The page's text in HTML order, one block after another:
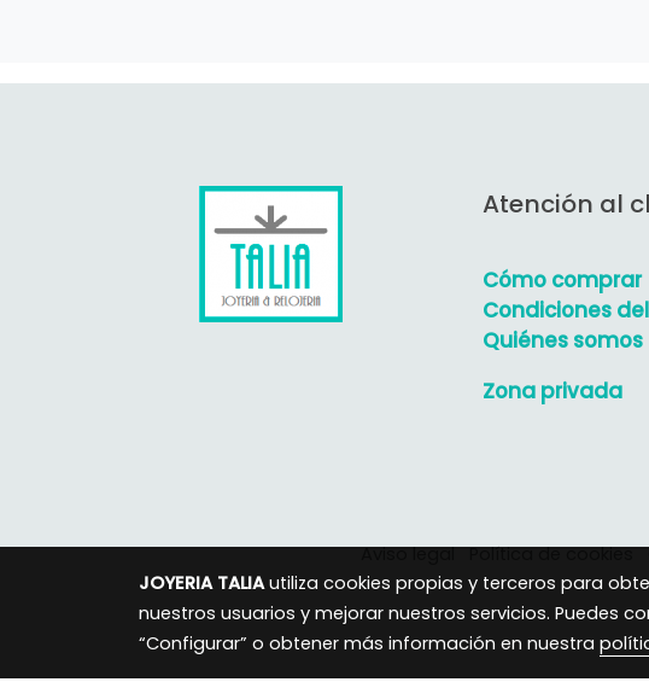
Atención al
Cómo comprar
Condiciones
Quiénes somos
Zona privada
Aviso legal Política de cookies
JOYERIA TALIAutiliza cookies propias y terceros para
nuestros usuarios y mejorar nuestros servicios. Puedes
“Configurar” o obtener más información en nuestra